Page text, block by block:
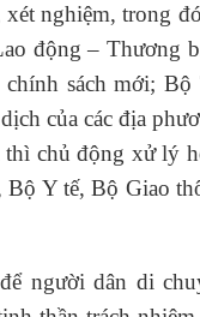
nghiệm, trong
động – Thương
sách mới; Bộ
của các địa
chủ động xử lý
Bộ Y tế, Bộ Giao
người dân di